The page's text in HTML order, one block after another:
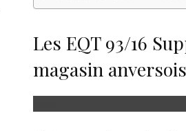
Les EQT 93/16
magasin anversois